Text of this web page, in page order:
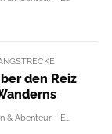
den Reiz